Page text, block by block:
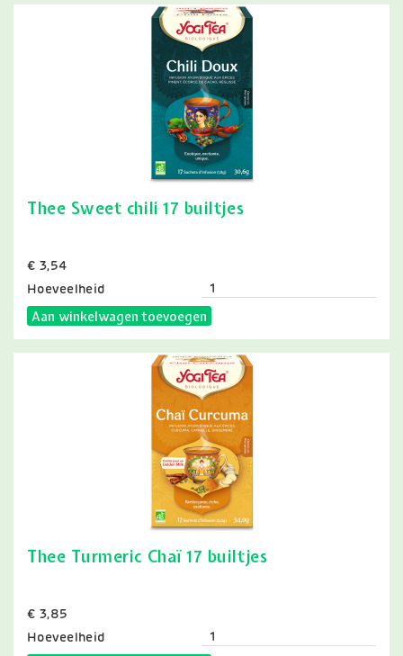
Thee Sweet chili 17 builtjes
Prijs
€ 3,54
Hoeveelheid
Aan winkelwagen toevoegen
Thee Turmeric Chaï 17 builtjes
Prijs
€ 3,85
Hoeveelheid